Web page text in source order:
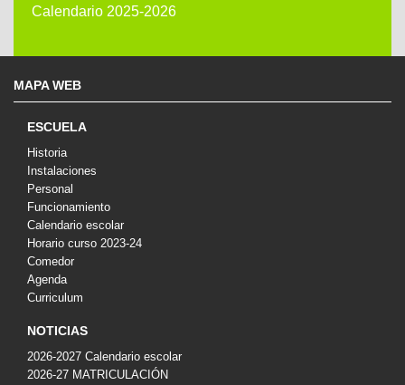
Calendario 2025-2026
MAPA WEB
ESCUELA
Historia
Instalaciones
Personal
Funcionamiento
Calendario escolar
Horario curso 2023-24
Comedor
Agenda
Curriculum
NOTICIAS
2026-2027 Calendario escolar
2026-27 MATRICULACIÓN